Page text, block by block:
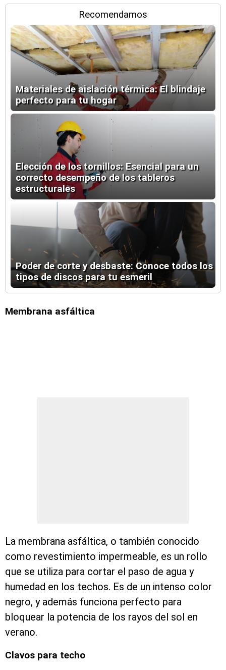
Recomendamos
Materiales de aislación térmica: El blindaje
perfecto para tu hogar
Elección de los tornillos: Esencial para un
correcto desempeño de los tableros
estructurales
Poder de corte y desbaste: Conoce todos los
tipos de discos para tu esmeril
Membrana asfáltica
La membrana asfáltica, o también conocido
como revestimiento impermeable, es un rollo
que se utiliza para cortar el paso de agua y
humedad en los techos. Es de un intenso color
negro, y además funciona perfecto para
bloquear la potencia de los rayos del sol en
verano.
Clavos para techo